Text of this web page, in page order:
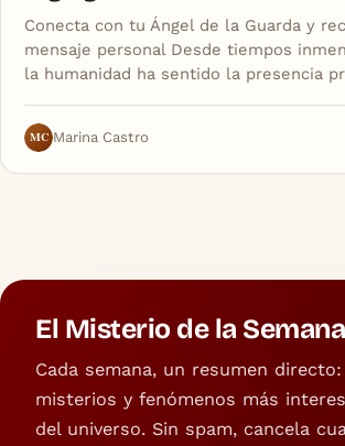
Conecta con tu Ángel de la Guarda y
mensaje personal Desde tiempos
la humanidad ha sentido la presencia
MC Marina Castro
El Misterio de la Semana
Cada semana, un resumen
misterios y fenómenos más
del universo. Sin spam, cancela